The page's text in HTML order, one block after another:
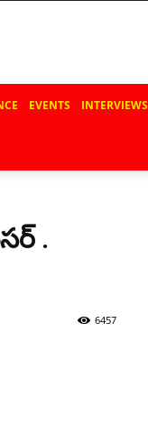
EVENTS INTERVIEWS
.
6457